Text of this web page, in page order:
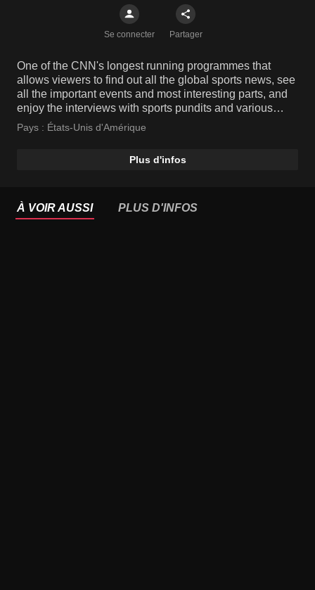
Se connecter Partager
One of the CNN's longest running programmes that
allows viewers to find out all the global sports news, see
all the important events and most interesting parts, and
enjoy the interviews with sports pundits and various
sports stars.
Pays : États-Unis d'Amérique
Plus d'infos
À VOIR AUSSI PLUS D'INFOS